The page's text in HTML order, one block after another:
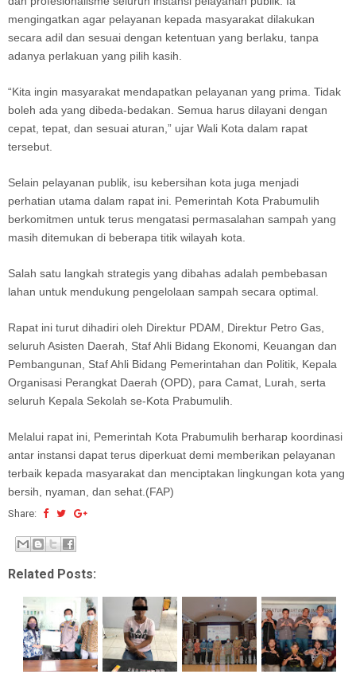
mengingatkan agar pelayanan kepada masyarakat dilakukan
secara adil dan sesuai dengan ketentuan yang berlaku, tanpa
adanya perlakuan yang pilih kasih.
“Kita ingin masyarakat mendapatkan pelayanan yang prima. Tidak
boleh ada yang dibeda-bedakan. Semua harus dilayani dengan
cepat, tepat, dan sesuai aturan,” ujar Wali Kota dalam rapat
tersebut.
Selain pelayanan publik, isu kebersihan kota juga menjadi
perhatian utama dalam rapat ini. Pemerintah Kota Prabumulih
berkomitmen untuk terus mengatasi permasalahan sampah yang
masih ditemukan di beberapa titik wilayah kota.
Salah satu langkah strategis yang dibahas adalah pembebasan
lahan untuk mendukung pengelolaan sampah secara optimal.
Rapat ini turut dihadiri oleh Direktur PDAM, Direktur Petro Gas,
seluruh Asisten Daerah, Staf Ahli Bidang Ekonomi, Keuangan dan
Pembangunan, Staf Ahli Bidang Pemerintahan dan Politik, Kepala
Organisasi Perangkat Daerah (OPD), para Camat, Lurah, serta
seluruh Kepala Sekolah se-Kota Prabumulih.
Melalui rapat ini, Pemerintah Kota Prabumulih berharap koordinasi
antar instansi dapat terus diperkuat demi memberikan pelayanan
terbaik kepada masyarakat dan menciptakan lingkungan kota yang
bersih, nyaman, dan sehat.(FAP)
Share:
Related Posts: